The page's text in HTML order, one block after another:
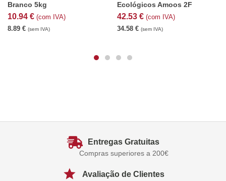
Branco 5kg
10.94 € (com IVA)
8.89 € (sem IVA)
Ecológicos Amoos 2F
42.53 € (com IVA)
34.58 € (sem IVA)
Entregas Gratuitas
Compras superiores a 200€
Avaliação de Clientes